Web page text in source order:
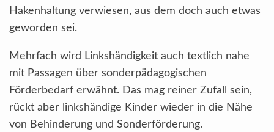
Hakenhaltung verwiesen, aus dem doch auch etwas
geworden sei.
Mehrfach wird Linkshändigkeit auch textlich nahe
mit Passagen über sonderpädagogischen
Förderbedarf erwähnt. Das mag reiner Zufall sein,
rückt aber linkshändige Kinder wieder in die Nähe
von Behinderung und Sonderförderung.